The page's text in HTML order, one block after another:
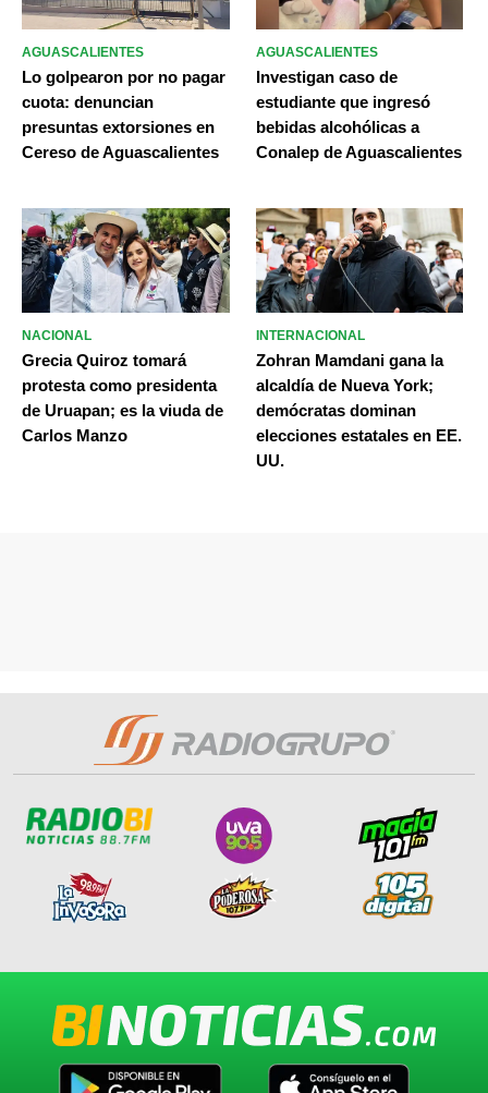
AGUASCALIENTES
Lo golpearon por no pagar
cuota: denuncian
presuntas extorsiones en
Cereso de Aguascalientes
AGUASCALIENTES
Investigan caso de
estudiante que ingresó
bebidas alcohólicas a
Conalep de Aguascalientes
NACIONAL
Grecia Quiroz tomará
protesta como presidenta
de Uruapan; es la viuda de
Carlos Manzo
INTERNACIONAL
Zohran Mamdani gana la
alcaldía de Nueva York;
demócratas dominan
elecciones estatales en EE.
UU.